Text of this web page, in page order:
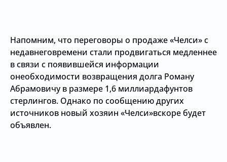
Напомним, что переговоры о продаже «Челси» с
недавнеговремени стали продвигаться медленнее
в связи с появившейся информации
онеобходимости возвращения долга Роману
Абрамовичу в размере 1,6 миллиардафунтов
стерлингов. Однако по сообщению других
источников новый хозяин «Челси»вскоре будет
объявлен.